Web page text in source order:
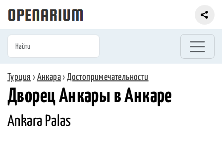
Турция › Анкара›Достопримечательности
Дворец Анкары в Анкаре
Ankara Palas